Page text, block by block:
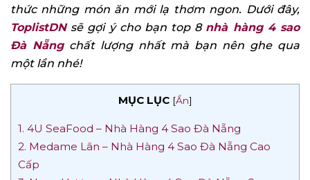
thức những món ăn mới lạ thơm ngon. Dưới đây,
ToplistDNsẽ gợi ý cho bạn top 8 nhà hàng 4 sao
Đà Nẵngchất lượng nhất mà bạn nên ghe qua
một lần nhé!
MỤC LỤC [Ẩn]
1. 4U SeaFood – Nhà Hàng 4 Sao Đà Nẵng
2. Medame Lân – Nhà Hàng 4 Sao Đà Nẵng Cao
Cấp